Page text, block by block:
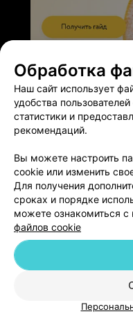
О проекте Новости
Медицинский
Пользовательское
Обработка
Наш сайт использует
удобства
статистики и
рекомендаций.
Вы можете настроить
cookie или изменить
Для получения
сроках и порядке
можете ознакомиться с
файлов cookie